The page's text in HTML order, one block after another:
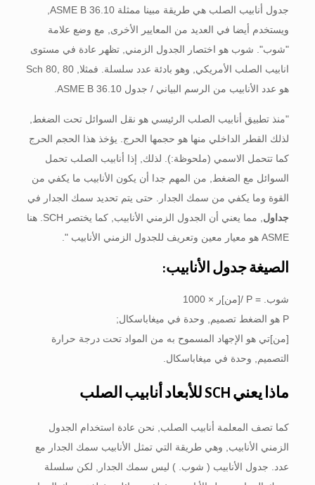
جدول أنابيب الصلب هي طريقة مبينا ممثلة ASME B 36.10,
ويستخدم أيضا في العديد من المعايير الأخرى, مع وضع علامة
"شوب". شوب هو اختصار الجدول الزمني, تظهر عادة في مستوى
انابيب الصلب الأمريكي, وهو بادئة عدد سلسلة. فمثلا, Sch 80, 80
هو عدد الأنابيب من الرسم البياني / جدول ASME B 36.10.
"منذ تطبيق أنابيب الصلب الرئيسي هو نقل السوائل تحت الضغط,
لذلك القطر الداخلي منها هو حجمها الحرج. يؤخذ هذا الحجم الحرج
كما تتحمل الاسمي (ملحوظة:). لذلك, إذا أنابيب الصلب تحمل
السوائل مع الضغط, من المهم جدا أن يكون الأنابيب ما يكفي من
القوة وما يكفي من سمك الجدار. حتى يتم تحديد سمك الجدار في
جداول
, مما يعني أن الجدول الزمني الأنابيب, كما يختصر SCH. هنا
ASME هو معيار معين وتعريف للجدول الزمني الأنابيب ".
الصيغة جدول الأنابيب:
شوب. = P /[من]ر × 1000
P هو الضغط تصميم, وحدة في ميغاباسكال;
[من]تي هو الإجهاد المسموح به من المواد تحت درجة حرارة
التصميم, وحدة في ميغاباسكال.
ماذا يعني SCH للأبعاد أنابيب الصلب
كما تصف المعلمة أنابيب الصلب, نحن عادة استخدام الجدول
الزمني الأنابيب, وهي طريقة التي تمثل الأنابيب سمك الجدار مع
عدد. جدول الأنابيب ( شوب. ) ليس سمك الجدار, لكن سلسلة